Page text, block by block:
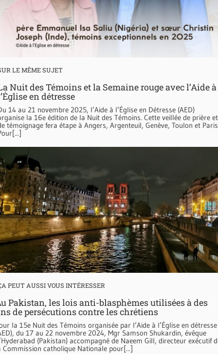
LE MÊME SUJET
Nuit des Témoins et la Semaine rouge avec l’Aide à
en détresse
14 au 21 novembre 2025, l’Aide à l’Église en Détresse (AED)
la 16e édition de la Nuit des Témoins. Cette veillée de prière et
témoignage fera étape à Angers, Argenteuil, Genève, Toulon et
PEUT AUSSI VOUS INTÉRESSER
Pakistan, les lois anti-blasphèmes utilisées à des
de persécutions contre les chrétiens
la 15e Nuit des Témoins organisée par l’Aide à l’Église en détresse
du 17 au 22 novembre 2024, Mgr Samson Shukardin, évêque
(Pakistan) accompagné de Naeem Gill, directeur exécutif
Commission catholique Nationale pour[...]